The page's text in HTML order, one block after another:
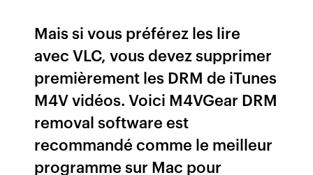
Mais si vous préférez les lire
avec VLC, vous devez supprimer
premièrement les DRM de iTunes
M4V vidéos. Voici M4VGear DRM
removal software est
recommandé comme le meilleur
programme sur Mac pour